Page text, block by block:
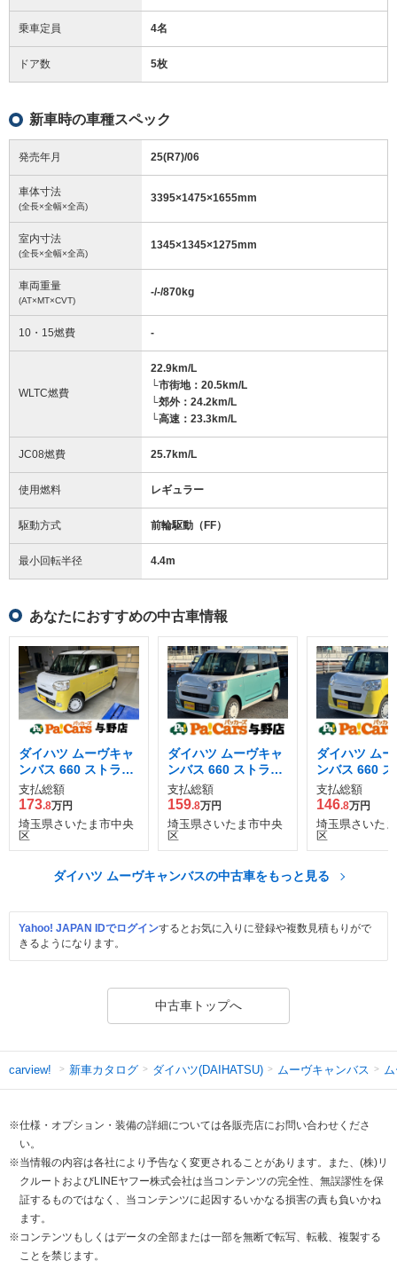
乗車定員 4名
ドア数 5枚
新車時の車種スペック
発売年月 25(R7)/06
車体寸法
(全長×全幅×全高)
3395×1475×1655mm
室内寸法
(全長×全幅×全高)
1345×1345×1275mm
車両重量
(AT×MT×CVT)
-/-/870kg
10・15燃費 -
WLTC燃費
22.9km/L
└市街地：20.5km/L
└郊外：24.2km/L
└高速：23.3km/L
JC08燃費 25.7km/L
使用燃料 レギュラー
駆動方式 前輪駆動（FF）
最小回転半径 4.4m
あなたにおすすめの中古車情報
ダイハツ ムーヴキャ
ンバス 660 ストライ
プス G
支払総額
173.8万円
埼玉県さいたま市中央
区
ダイハツ ムーヴキャ
ンバス 660 ストライ
プス G
支払総額
159.8万円
埼玉県さいたま市中央
区
ダイハツ ム
ンバス 660
プス X
支払総額
146.8万円
埼玉県さいた
区
ダイハツ ムーヴキャンバスの中古車をもっと見る
Yahoo! JAPAN IDでログインするとお気に入りに登録や複数見積もりがで
きるようになります。
中古車トップへ
carview! 新車カタログ ダイハツ(DAIHATSU) ムーヴキャンバス
※仕様・オプション・装備の詳細については各販売店にお問い合わせくださ
い。
※当情報の内容は各社により予告なく変更されることがあります。また、(株)リ
クルートおよびLINEヤフー株式会社は当コンテンツの完全性、無誤謬性を保
証するものではなく、当コンテンツに起因するいかなる損害の責も負いかね
ます。
※コンテンツもしくはデータの全部または一部を無断で転写、転載、複製する
ことを禁じます。